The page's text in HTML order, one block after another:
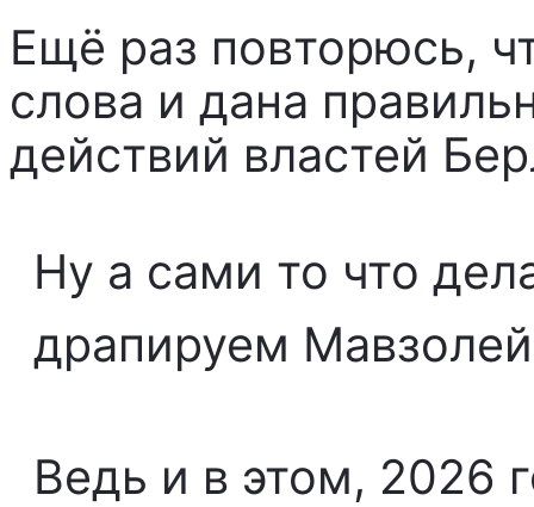
Ещё раз повторюсь,
слова и дана
действий властей
Ну а сами то что
драпируем
Ведь и в этом, 2026